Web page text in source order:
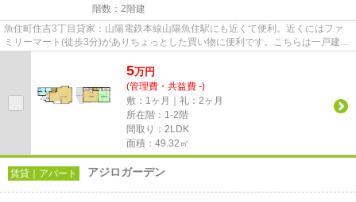
階数：2階建
魚住町住吉3丁目貸家：山陽電鉄本線山陽魚住駅にも近くて便利。近くにはファ
ミリーマート(徒歩3分)がありちょっとした買い物に便利です。こちらは一戸建て
5万円
(管理費・共益費 -)
敷：1ヶ月｜礼：2ヶ月
所在階：1-2階
間取り：2LDK
面積：49.32㎡
賃貸｜アパート アジロガーデン